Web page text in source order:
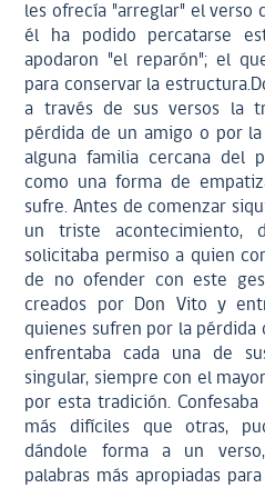
les ofrecía "arreglar" el verso
él ha podido percatarse
apodaron "el reparón"; el
para conservar la
a través de sus versos la
pérdida de un amigo o por
alguna familia cercana del
como una forma de
sufre. Antes de comenzar
un triste acontecimiento,
solicitaba permiso a quien
de no ofender con este
creados por Don Vito y
quienes sufren por la pérdida
enfrentaba cada una de
singular, siempre con el
por esta tradición.
más difíciles que otras,
dándole forma a un
palabras más apropiadas